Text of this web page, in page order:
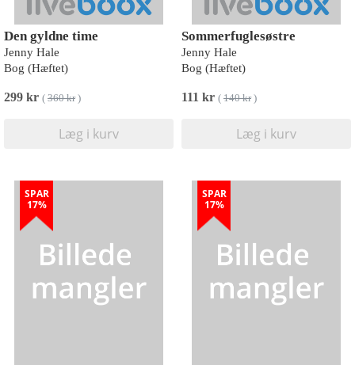
Den gyldne time
Jenny Hale
Bog (Hæftet)
299 kr ( 360 kr)
Læg i kurv
Sommerfuglesøstre
Jenny Hale
Bog (Hæftet)
111 kr ( 140 kr)
Læg i kurv
SPAR
17%
SPAR
17%